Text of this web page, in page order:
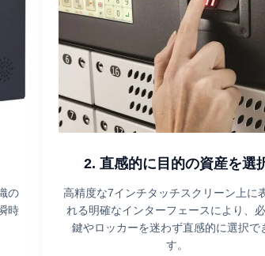
の
時
2. 直感的に目的の資産を選
高精度な7インチタッチスクリーン上に
れる明確なインターフェースにより、
鍵やロッカーを迷わず直感的に選択で
す。